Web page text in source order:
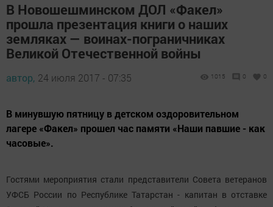
В Новошешминском ДОЛ «Факел»
прошла презентация книги о наших
земляках — воинах-пограничниках
Великой Отечественной войны
автор, 24 июля 2017 - 07:35 1015 0 0
В минувшую пятницу в детском оздоровительном
лагере «Факел» прошел час памяти «Наши павшие - как
часовые».
Гостями мероприятия стали представители Совета ветеранов
УФСБ России по Республике Татарстан - капитан в отставке